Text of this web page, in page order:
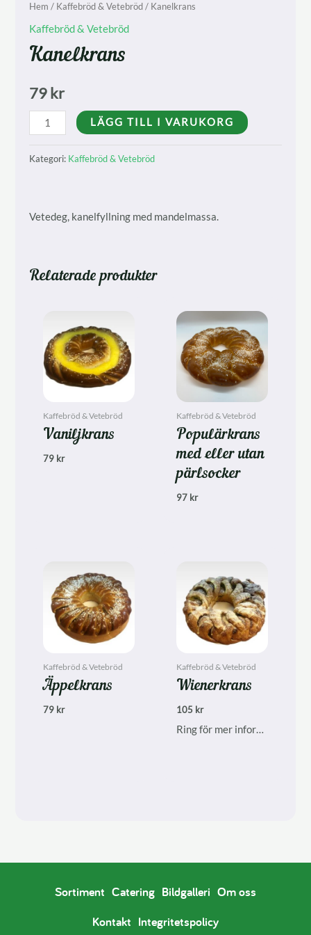
Hem / Kaffebröd & Vetebröd/ Kanelkrans
Kaffebröd & Vetebröd
Kanelkrans
79kr
Kanelkrans
mängd
LÄGG TILL I VARUKORG
Kategori: Kaffebröd & Vetebröd
Vetedeg, kanelfyllning med mandelmassa.
Relaterade produkter
Kaffebröd & Vetebröd
Vaniljkrans
79 kr
Kaffebröd & Vetebröd
Populärkrans
med eller utan
pärlsocker
97 kr
Kaffebröd & Vetebröd
Äppelkrans
79 kr
Kaffebröd & Vetebröd
Wienerkrans
105 kr
Ring för mer information, finns inte alltid i ordinarie sortiment.
Sortiment Catering Bildgalleri Om oss
Kontakt Integritetspolicy